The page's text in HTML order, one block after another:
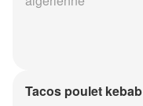
Tacos poulet kebab